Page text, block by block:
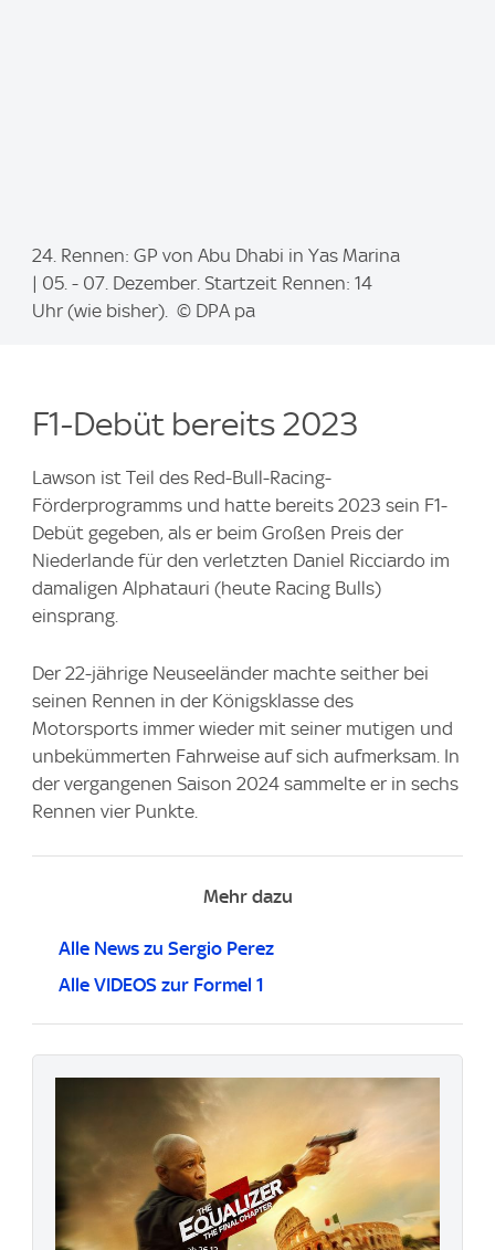
m
24. Rennen: GP von Abu Dhabi in Yas Marina
| 05. - 07. Dezember. Startzeit Rennen: 14
Uhr (wie bisher). © DPA pa
F1-Debüt bereits 2023
Lawson ist Teil des Red-Bull-Racing-
Förderprogramms und hatte bereits 2023 sein F1-
Debüt gegeben, als er beim Großen Preis der
Niederlande für den verletzten Daniel Ricciardo im
damaligen Alphatauri (heute Racing Bulls)
einsprang.
Der 22-jährige Neuseeländer machte seither bei
seinen Rennen in der Königsklasse des
Motorsports immer wieder mit seiner mutigen und
unbekümmerten Fahrweise auf sich aufmerksam. In
der vergangenen Saison 2024 sammelte er in sechs
Rennen vier Punkte.
Mehr dazu
Alle News zu Sergio Perez
Alle VIDEOS zur Formel 1